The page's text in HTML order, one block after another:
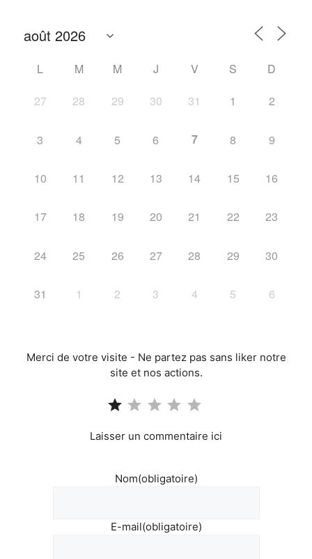
L M M J V S
D
27
28 29 30 31 1 2
3 4 5 6 7 8 9
10 11 12 13 14 15 16
17 18 19 20 21 22 23
24 25 26 27 28 29 30
31 1 2 3 4 5 6
Merci de votre visite - Ne partez pas sans liker notre
site et nos actions.
Laisser un commentaire ici
Nom(obligatoire)
E-mail(obligatoire)